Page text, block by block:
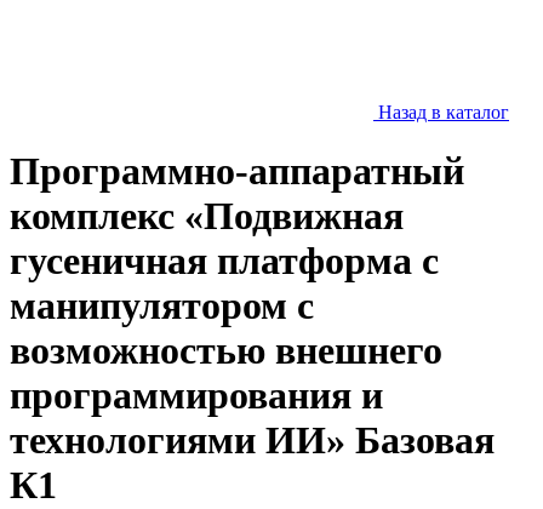
Назад в каталог
Программно-аппаратный
комплекс «Подвижная
гусеничная платформа с
манипулятором с
возможностью внешнего
программирования и
технологиями ИИ» Базовая
К1